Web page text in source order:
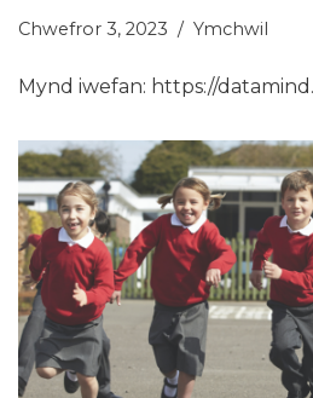
Chwefror 3, 2023 Ymchwil
Mynd iwefan: https://